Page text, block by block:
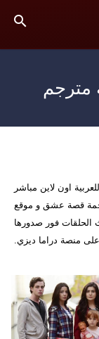
مترجم
اون لاين مباشر
قصة عشق و موقع
فور صدورها
على منصة دراما ديزي.